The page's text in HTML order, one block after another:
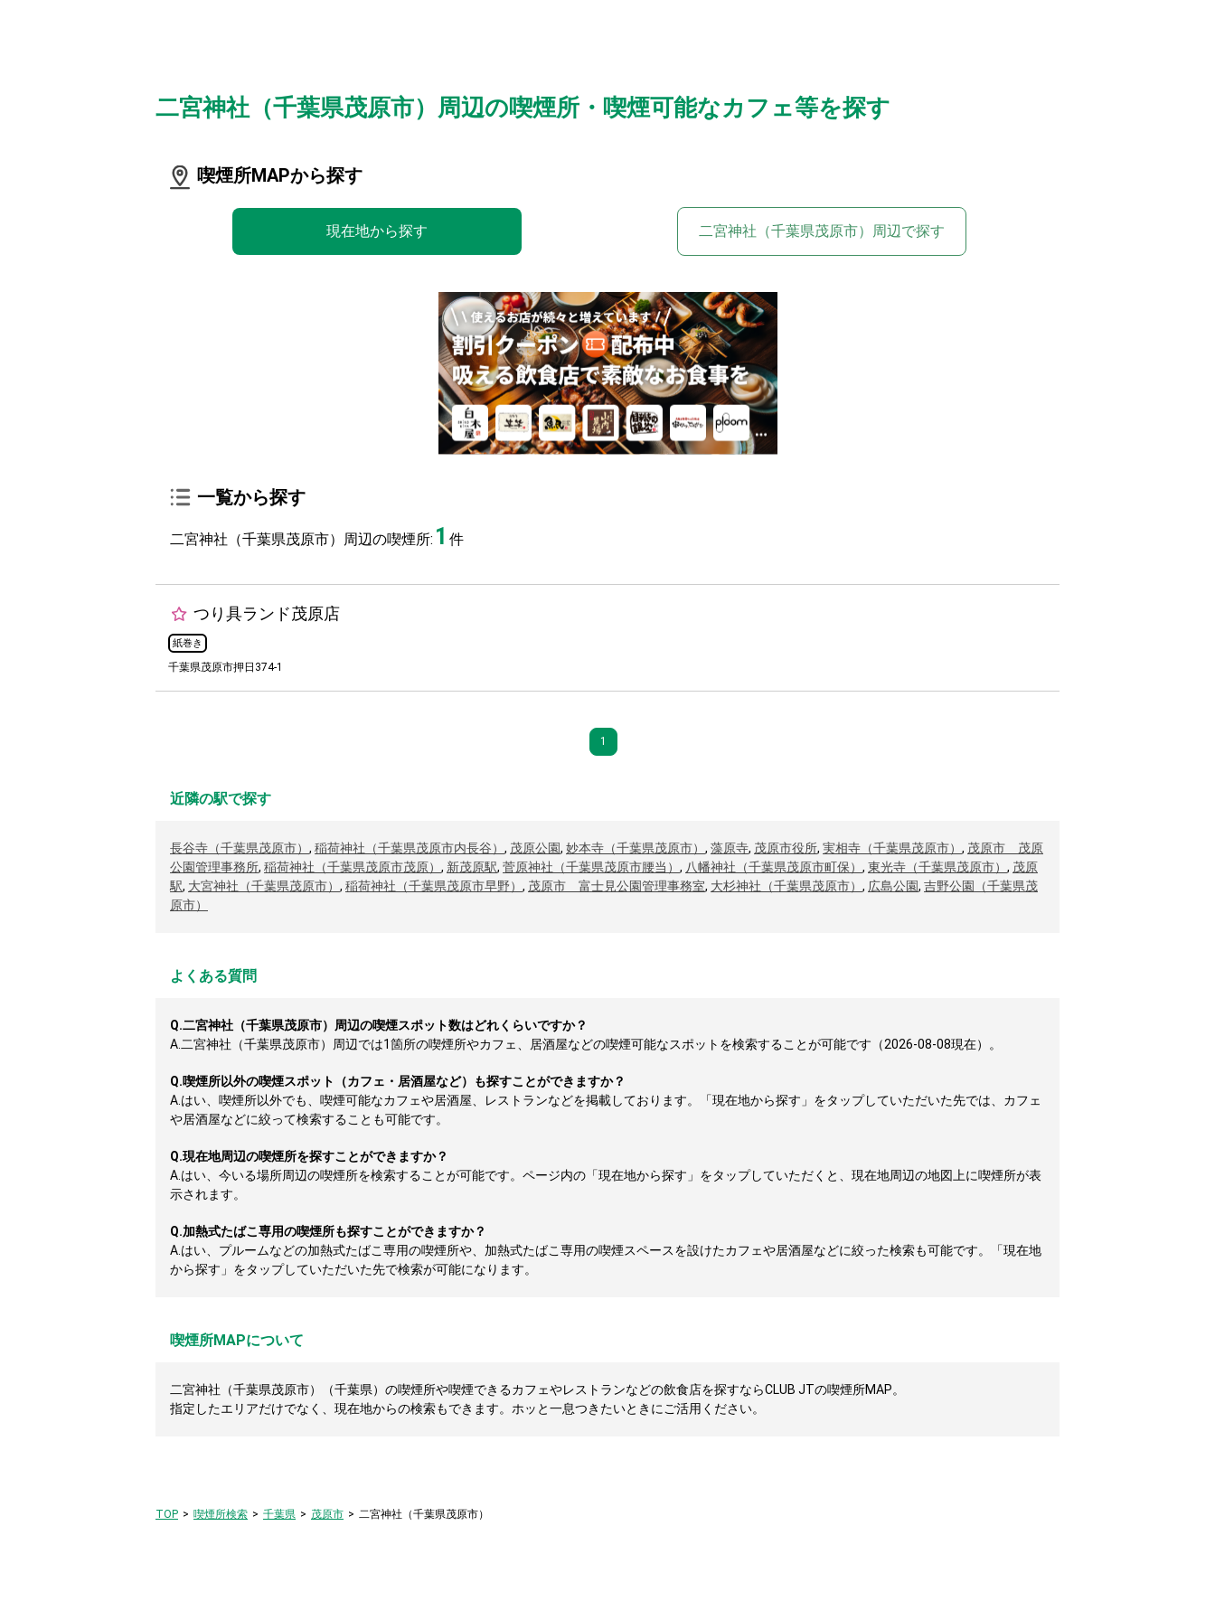
二宮神社（千葉県茂原市）周辺の喫煙所・喫煙可能なカフェ等を探す
喫煙所MAPから探す
現在地から探す 二宮神社（千葉県茂原市）周辺で探す
一覧から探す
二宮神社（千葉県茂原市）周辺の喫煙所: 1 件
つり具ランド茂原店
紙巻き
千葉県茂原市押日374-1
1
近隣の駅で探す
長谷寺（千葉県茂原市） , 稲荷神社（千葉県茂原市内長谷） , 茂原公園, 妙本寺（千葉県茂原市） , 藻原寺, 茂原市役所, 実相寺（千葉県茂原市） , 茂原市 茂原
公園管理事務所, 稲荷神社（千葉県茂原市茂原） , 新茂原駅, 菅原神社（千葉県茂原市腰当） , 八幡神社（千葉県茂原市町保） , 東光寺（千葉県茂原市） , 茂原
駅, 大宮神社（千葉県茂原市） , 稲荷神社（千葉県茂原市早野） , 茂原市 富士見公園管理事務室, 大杉神社（千葉県茂原市） , 広島公園, 吉野公園（千葉県茂
原市）
よくある質問
Q.二宮神社（千葉県茂原市）周辺の喫煙スポット数はどれくらいですか？
A. 二宮神社（千葉県茂原市）周辺では1箇所の喫煙所やカフェ、居酒屋などの喫煙可能なスポットを検索することが可能です（2026-08-08現在）。
Q.喫煙所以外の喫煙スポット（カフェ・居酒屋など）も探すことができますか？
A. はい、喫煙所以外でも、喫煙可能なカフェや居酒屋、レストランなどを掲載しております。「現在地から探す」をタップしていただいた先では、カフェ
や居酒屋などに絞って検索することも可能です。
Q.現在地周辺の喫煙所を探すことができますか？
A. はい、今いる場所周辺の喫煙所を検索することが可能です。ページ内の「現在地から探す」をタップしていただくと、現在地周辺の地図上に喫煙所が表
示されます。
Q.加熱式たばこ専用の喫煙所も探すことができますか？
A. はい、プルームなどの加熱式たばこ専用の喫煙所や、加熱式たばこ専用の喫煙スペースを設けたカフェや居酒屋などに絞った検索も可能です。「現在地
から探す」をタップしていただいた先で検索が可能になります。
喫煙所MAPについて
二宮神社（千葉県茂原市）（千葉県）の喫煙所や喫煙できるカフェやレストランなどの飲食店を探すならCLUB JTの喫煙所MAP。
指定したエリアだけでなく、現在地からの検索もできます。ホッと一息つきたいときにご活用ください。
TOP 喫煙所検索 千葉県 茂原市 二宮神社（千葉県茂原市）